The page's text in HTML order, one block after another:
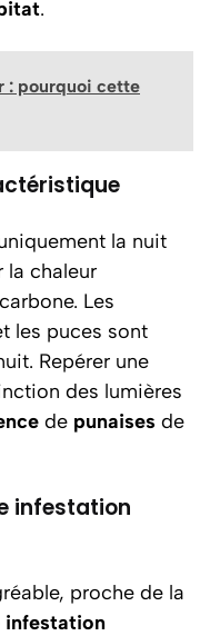
.
: pourquoi cette
la nuit
la chaleur
Les
les puces sont
Repérer une
des lumières
de punaises de
infestation
proche de la
infestation